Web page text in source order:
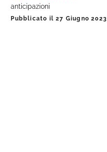
anticipazioni
Pubblicato il27 Giugno 2023